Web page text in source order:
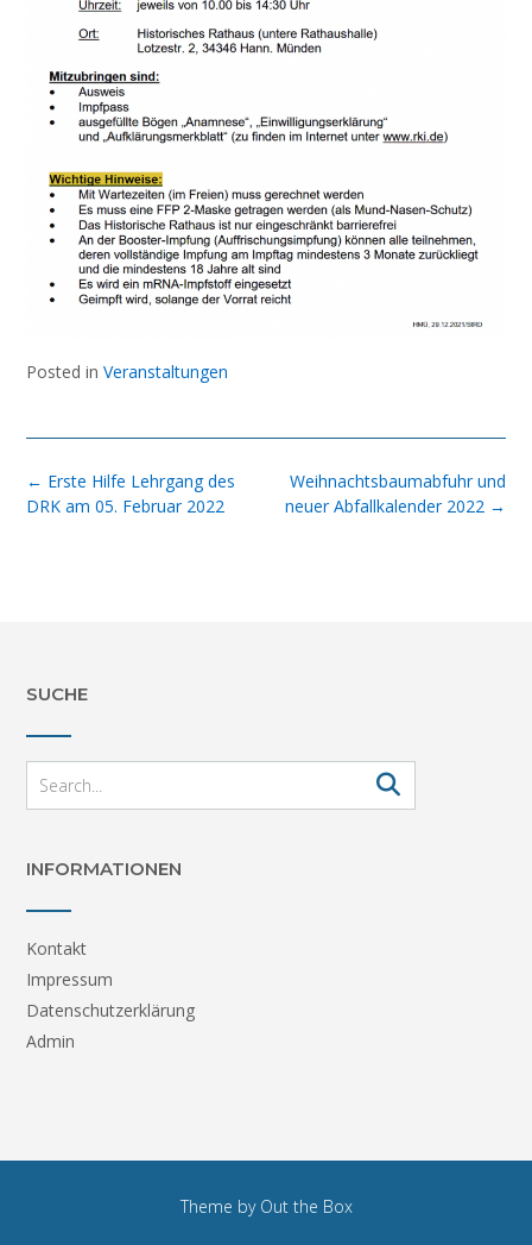
Posted in Veranstaltungen
Post
navigation
Weihnachtsbaumabfuhr und
neuer Abfallkalender 2022 →
← Erste Hilfe Lehrgang des
DRK am 05. Februar 2022
SUCHE
INFORMATIONEN
Kontakt
Impressum
Datenschutzerklärung
Admin
Theme by Out the Box